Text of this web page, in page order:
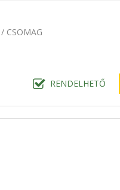
CSOMAG
RENDELHETŐ